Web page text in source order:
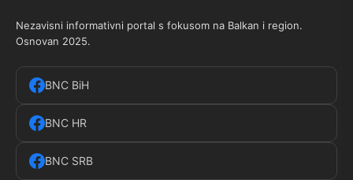
Nezavisni informativni portal s fokusom na Balkan i region.
Osnovan 2025.
BNC BiH
BNC HR
BNC SRB